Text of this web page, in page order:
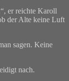
er reichte Karoll
der Alte keine Luft
sagen. Keine
nach.